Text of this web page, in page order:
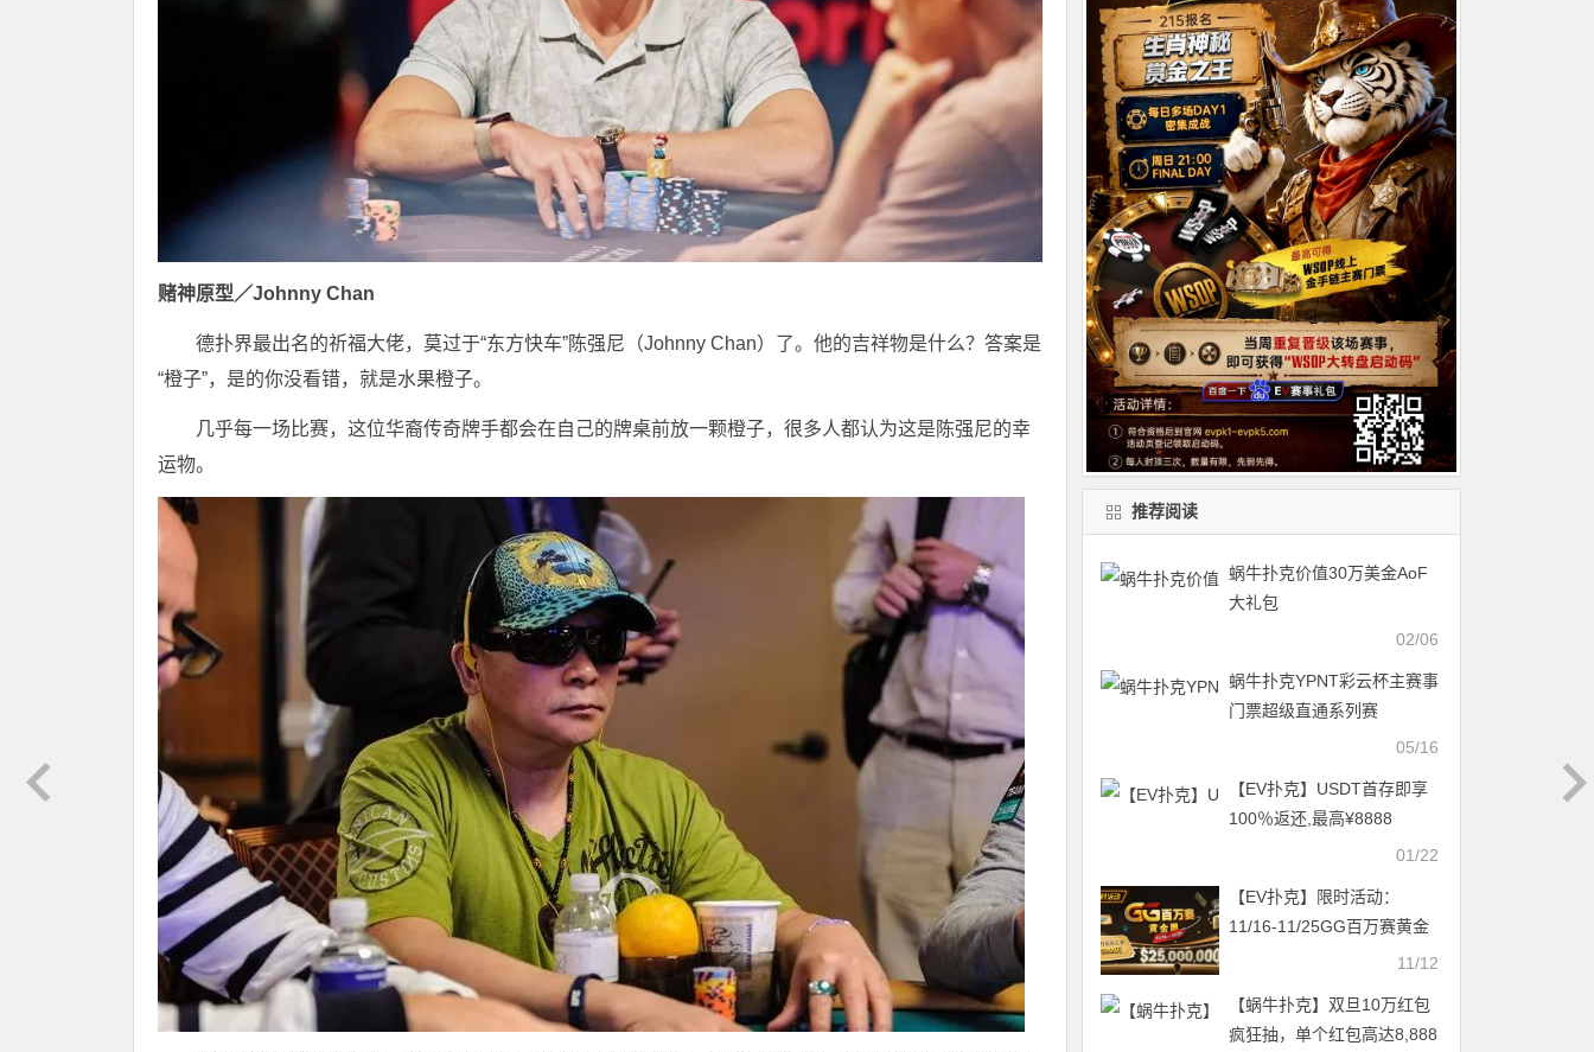
赌神原型／Johnny Chan
德扑界最出名的祈福大佬，莫过于“东方快车”陈强尼（Johnny Chan）了。他的吉祥物是什么？答案是
“橙子”，是的你没看错，就是水果橙子。
几乎每一场比赛，这位华裔传奇牌手都会在自己的牌桌前放一颗橙子，很多人都认为这是陈强尼的幸
运物。
推荐阅读
蜗牛扑克价值30万美金AoF
大礼包
02/06
蜗牛扑克YPNT彩云杯主赛事
门票超级直通系列赛
05/16
【EV扑克】USDT首存即享
100％返还,最高¥8888
01/22
【EV扑克】限时活动：
11/16-11/25GG百万赛黄金
周豪客主赛事保底800万11/12
【蜗牛扑克】双旦10万红包
疯狂抽，单个红包高达8,888